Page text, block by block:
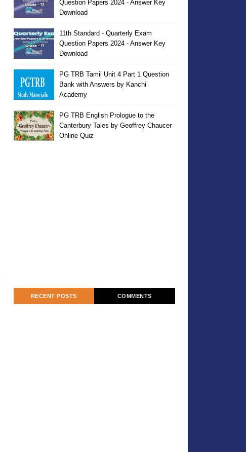
Question Papers 2024 - Answer Key
Download
11th Standard - Quarterly Exam
Question Papers 2024 - Answer Key
Download
PG TRB Tamil Unit 4 Part 1 Question
Bank with Answers by Kanchi
Academy
PG TRB English Prologue to the
Canterbury Tales by Geoffrey Chaucer
Online Quiz
RECENT POSTS COMMENTS